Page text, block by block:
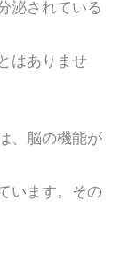
されている
ありませ
脳の機能が
ます。その